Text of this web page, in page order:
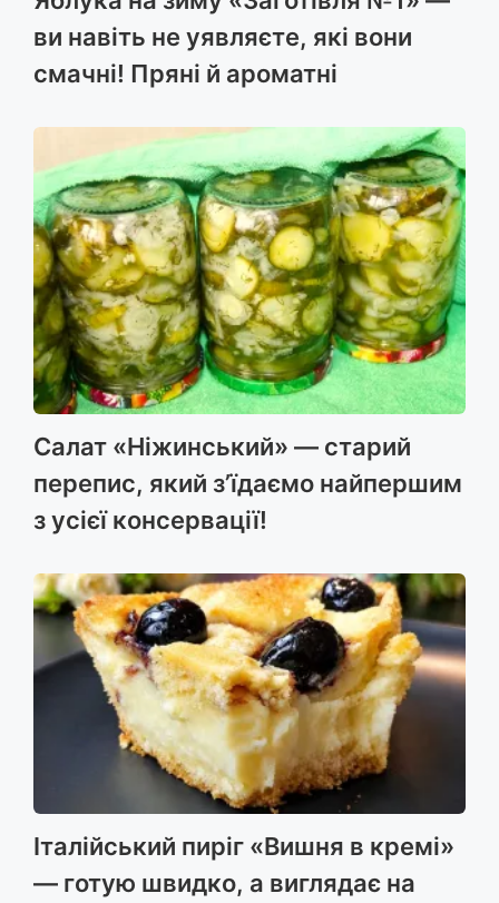
ви навіть не уявляєте, які вони
смачні! Пряні й ароматні
Салат «Ніжинський» — старий
перепис, який з’їдаємо найпершим
з усієї консервації!
Італійський пиріг «Вишня в кремі»
— готую швидко, а виглядає на